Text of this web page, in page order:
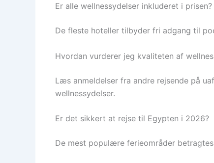
Er alle wellnessydelser inkluderet i prisen?
De fleste hoteller tilbyder fri adgang til
Hvordan vurderer jeg kvaliteten af
Læs anmeldelser fra andre rejsende på
wellnessydelser.
Er det sikkert at rejse til Egypten i 2026?
De mest populære ferieområder